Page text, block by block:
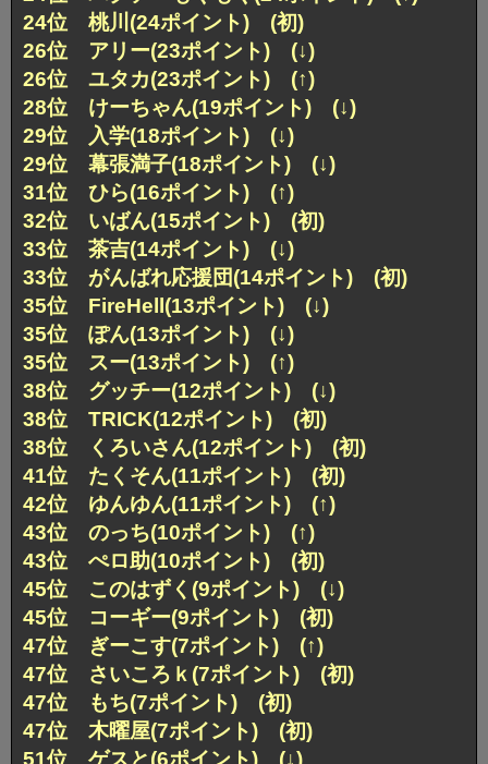
24位 桃川(24ポイント) (初)
26位 アリー(23ポイント) (↓)
26位 ユタカ(23ポイント) (↑)
28位 けーちゃん(19ポイント) (↓)
29位 入学(18ポイント) (↓)
29位 幕張満子(18ポイント) (↓)
31位 ひら(16ポイント) (↑)
32位 いばん(15ポイント) (初)
33位 茶吉(14ポイント) (↓)
33位 がんばれ応援団(14ポイント) (初)
35位 FireHell(13ポイント) (↓)
35位 ぽん(13ポイント) (↓)
35位 スー(13ポイント) (↑)
38位 グッチー(12ポイント) (↓)
38位 TRICK(12ポイント) (初)
38位 くろいさん(12ポイント) (初)
41位 たくそん(11ポイント) (初)
42位 ゆんゆん(11ポイント) (↑)
43位 のっち(10ポイント) (↑)
43位 ぺロ助(10ポイント) (初)
45位 このはずく(9ポイント) (↓)
45位 コーギー(9ポイント) (初)
47位 ぎーこす(7ポイント) (↑)
47位 さいころｋ(7ポイント) (初)
47位 もち(7ポイント) (初)
47位 木曜屋(7ポイント) (初)
51位 ゲスと(6ポイント) (↓)